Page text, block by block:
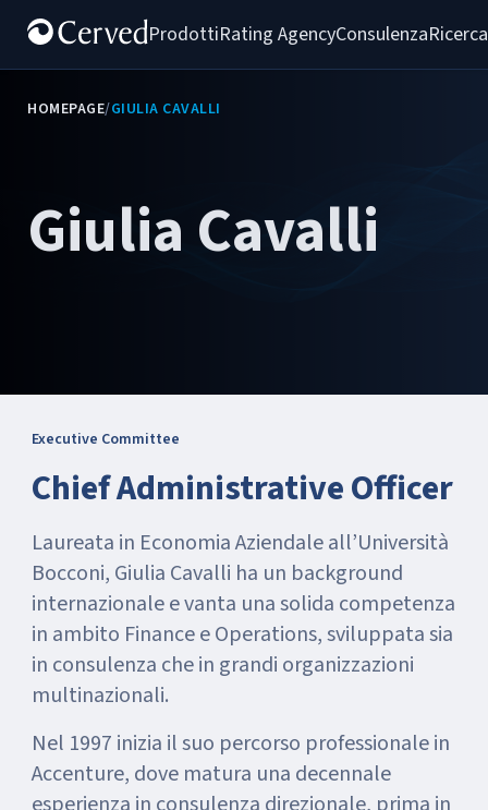
ProdottiRating AgencyConsulenza
HOMEPAGE/GIULIA CAVALLI
Giulia Cavalli
Executive Committee
Chief Administrative Officer
Laureata in Economia Aziendale all’Università
Bocconi, Giulia Cavalli ha un background
internazionale e vanta una solida competenza
in ambito Finance e Operations, sviluppata sia
in consulenza che in grandi organizzazioni
multinazionali.
Nel 1997 inizia il suo percorso professionale in
Accenture, dove matura una decennale